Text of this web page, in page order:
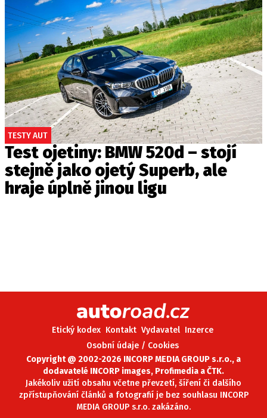
TESTY AUT
Test ojetiny: BMW 520d – stojí
stejně jako ojetý Superb, ale
hraje úplně jinou ligu
Etický kodex Kontakt Vydavatel Inzerce
Osobní údaje / Cookies
Copyright @ 2002-2026 INCORP MEDIA GROUP s.r.o., a
dodavatelé INCORP images, Profimedia a ČTK.
Jakékoliv užití obsahu včetne převzetí, šíření či dalšího
zpřístupňování článků a fotografií je bez souhlasu INCORP
MEDIA GROUP s.r.o. zakázáno.